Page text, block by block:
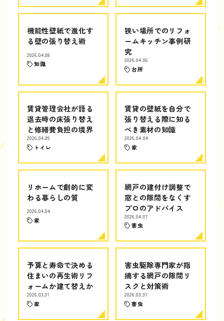
機能性壁紙で進化す
る壁の張り替え術
2026.04.08
知識
狭い場所でのリフォ
ームキッチン事例研
究
2026.04.06
台所
賃貸管理会社が語る
退去時の床張り替え
と修繕費負担の境界
2026.04.05
トイレ
賃貸の壁紙を自分で
張り替える際に知る
べき素材の知識
2026.04.04
家
リホームで劇的に変
わる暮らしの質
2026.04.04
家
網戸の建付け調整で
窓との隙間をなくす
プロのアドバイス
2026.04.01
害虫
予算と寿命で決める
住まいの再生術リフ
ォームか建て替えか
2026.03.31
家
害虫駆除専門家が指
摘する網戸の隙間リ
スクと対策術
2026.03.31
害虫